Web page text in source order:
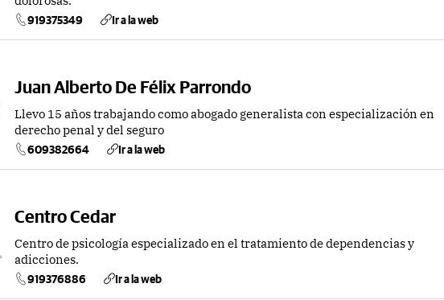
919375349 Ir a la web
Juan Alberto De Félix Parrondo
Llevo 15 años trabajando como abogado generalista con especialización en
derecho penal y del seguro
609382664 Ir a la web
Centro Cedar
Centro de psicología especializado en el tratamiento de dependencias y
adicciones.
919376886 Ir a la web